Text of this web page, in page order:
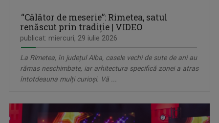
“Călător de meserie”: Rimetea, satul
renăscut prin tradiție | VIDEO
publicat: miercuri, 29 iulie 2026
La Rimetea, în județul Alba, casele vechi de sute de ani au
rămas neschimbate, iar arhitectura specifică zonei a atras
întotdeauna mulți curioși. Vă ...